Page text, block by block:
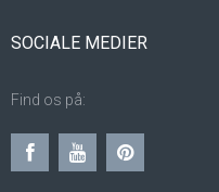
SOCIALE MEDIER
Find os på: